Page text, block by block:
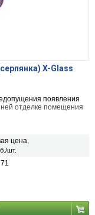
X-Glass
появления
отделке помещения
цена,
шт.
71